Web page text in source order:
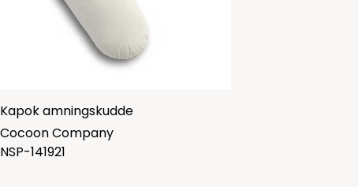
Kapok amningskudde
Cocoon Company
NSP-141921